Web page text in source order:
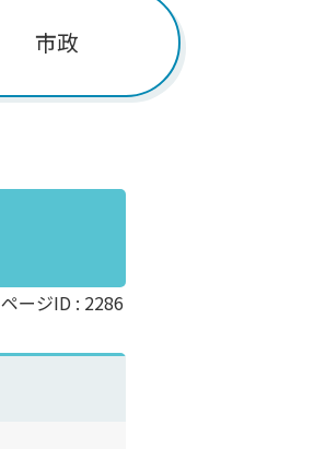
市政
ページID : 2286